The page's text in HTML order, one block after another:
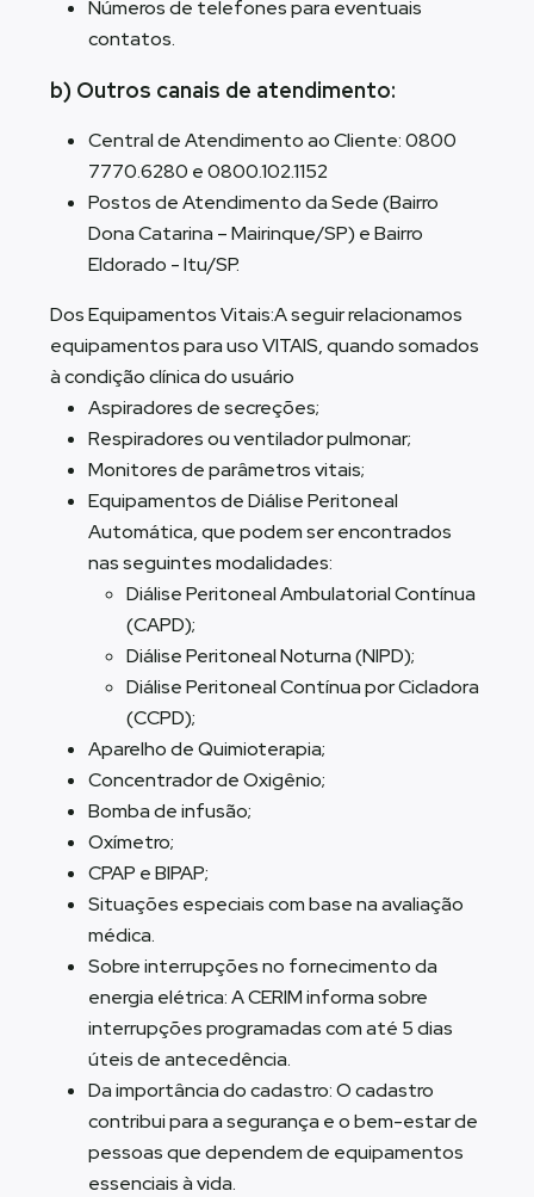
Números de telefones para eventuais
contatos.
b) Outros canais de atendimento:
Central de Atendimento ao Cliente: 0800
7770.6280 e 0800.102.1152
Postos de Atendimento da Sede (Bairro
Dona Catarina – Mairinque/SP) e Bairro
Eldorado - Itu/SP.
Dos Equipamentos Vitais:A seguir relacionamos
equipamentos para uso VITAIS, quando somados
à condição clínica do usuário
Aspiradores de secreções;
Respiradores ou ventilador pulmonar;
Monitores de parâmetros vitais;
Equipamentos de Diálise Peritoneal
Automática, que podem ser encontrados
nas seguintes modalidades:
Diálise Peritoneal Ambulatorial Contínua
(CAPD);
Diálise Peritoneal Noturna (NIPD);
Diálise Peritoneal Contínua por Cicladora
(CCPD);
Aparelho de Quimioterapia;
Concentrador de Oxigênio;
Bomba de infusão;
Oxímetro;
CPAP e BIPAP;
Situações especiais com base na avaliação
médica.
Sobre interrupções no fornecimento da
energia elétrica: A CERIM informa sobre
interrupções programadas com até 5 dias
úteis de antecedência.
Da importância do cadastro: O cadastro
contribui para a segurança e o bem-estar de
pessoas que dependem de equipamentos
essenciais à vida.